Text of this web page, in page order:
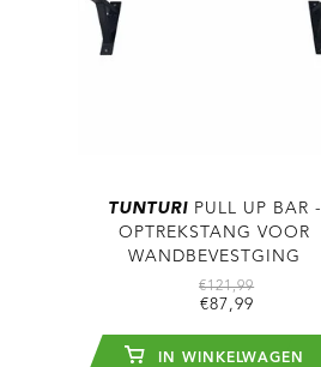
TUNTURIPULL UP BAR -
OPTREKSTANG VOOR
WANDBEVESTGING
€121,99
€87,99
IN WINKELWAGEN